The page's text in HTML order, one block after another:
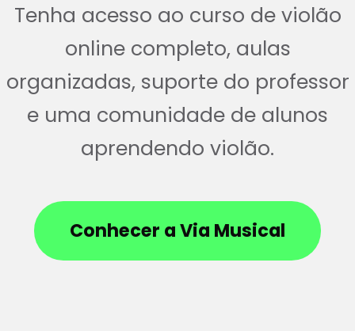
Tenha acesso ao curso de violão
online completo, aulas
organizadas, suporte do professor
e uma comunidade de alunos
aprendendo violão.
Conhecer a Via Musical